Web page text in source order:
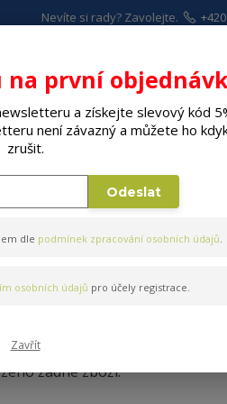
Hledat
Nevíte si rady? Zavolejte.
ELEKTRO DÍLNA A
žádné zboží.
na první
a získejte slevový kód
není závazný a můžete ho
zrušit.
Odeslat
dle podmínek zpracování osobních údajů.
osobních údajů pro účely registrace.
Zavřít